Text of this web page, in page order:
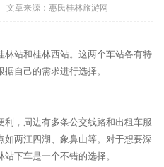
文章来源：惠氏桂林旅游网
林站和桂林西站。这两个车站各有特
自己的需求进行选择。
，周边有多条公交线路和出租车服
两江四湖、象鼻山等。对于想要深
下车是一个不错的选择。